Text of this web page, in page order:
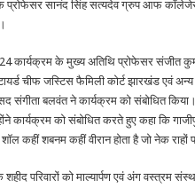
सानंद सिंह सत्यदेव ग्रुप आफ कॉलेजेस
कार्यक्रम के मुख्य अतिथि प्रोफेसर संजीत
चीफ जस्टिस फैमिली कोर्ट झारखंड एवं
संगीता बलवंत ने कार्यक्रम को संबोधित
कार्यक्रम को संबोधित करते हुए कहा कि
कहीं शबनम कहीं वीरान होता है जो नेक राहों
शहीद परिवारों को माल्यार्पण एवं अंग